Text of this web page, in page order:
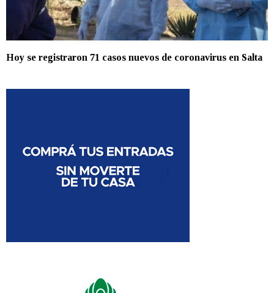
Hoy se registraron 71 casos nuevos de coronavirus en Salta